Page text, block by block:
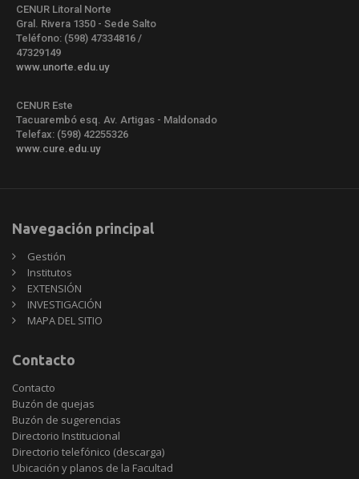
CENUR Litoral Norte
Gral. Rivera 1350 - Sede Salto
Teléfono: (598) 47334816 /
47329149
www.unorte.edu.uy
CENUR Este
Tacuarembó esq. Av. Artigas - Maldonado
Telefax: (598) 42255326
www.cure.edu.uy
Navegación principal
Gestión
Institutos
EXTENSIÓN
INVESTIGACIÓN
MAPA DEL SITIO
Contacto
Contacto
Buzón de quejas
Buzón de sugerencias
Directorio Institucional
Directorio telefónico (descarga)
Ubicación y planos de la Facultad